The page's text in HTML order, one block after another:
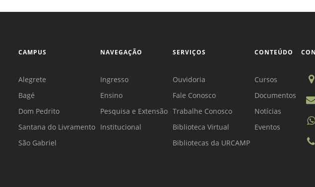
CAMPUS
Alegrete
Bagé
Dom Pedrito
Santana do Livramento
São Gabriel
NAVEGAÇÃO
Ingresso
Ensino
Pesquisa e Extensão
Institucional
SERVIÇOS
Ouvidoria
Fale Conosco
Trabalhe Conosco
Biblioteca Virtual
Bibliotecas da URCAMP
CONTEÚDO
Cursos
Documentos
Notícias
Eventos